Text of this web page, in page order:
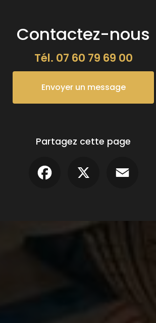
Contactez-nous
Tél. 07 60 79 69 00
Envoyer un message
Partagez cette page